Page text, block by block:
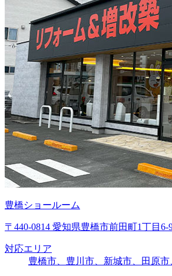
豊橋ショールーム
〒440-0814 愛知県豊橋市前田町1丁目6-
対応エリア
豊橋市、豊川市、新城市、田原